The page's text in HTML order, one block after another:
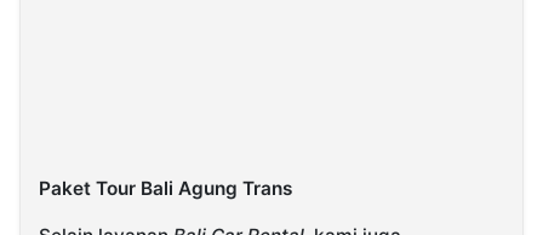
Paket Tour Bali Agung Trans